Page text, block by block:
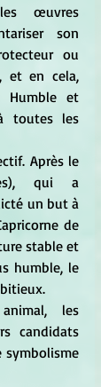
œuvres
son
ou
et en cela,
Humble et
toutes les
qui a
un but à
de
stable et
humble, le
candidats
symbolisme